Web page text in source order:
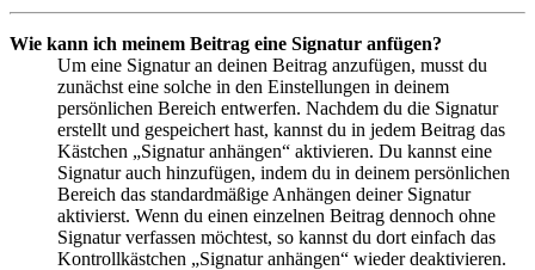
Wie kann ich meinem Beitrag eine Signatur anfügen?
Um eine Signatur an deinen Beitrag anzufügen, musst du
zunächst eine solche in den Einstellungen in deinem
persönlichen Bereich entwerfen. Nachdem du die Signatur
erstellt und gespeichert hast, kannst du in jedem Beitrag das
Kästchen „Signatur anhängen“ aktivieren. Du kannst eine
Signatur auch hinzufügen, indem du in deinem persönlichen
Bereich das standardmäßige Anhängen deiner Signatur
aktivierst. Wenn du einen einzelnen Beitrag dennoch ohne
Signatur verfassen möchtest, so kannst du dort einfach das
Kontrollkästchen „Signatur anhängen“ wieder deaktivieren.